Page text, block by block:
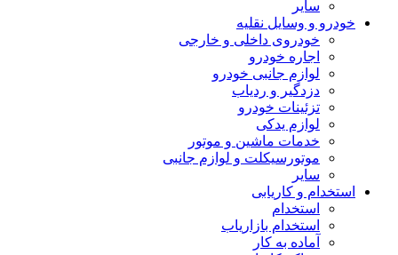
سایر
خودرو و وسایل نقلیه
خودروی داخلی و خارجی
اجاره خودرو
لوازم جانبی خودرو
دزدگیر و ردیاب
تزئینات خودرو
لوازم یدکی
خدمات ماشین و موتور
موتورسیکلت و لوازم جانبی
سایر
استخدام و کاریابی
استخدام
استخدام بازاریاب
آماده به کار